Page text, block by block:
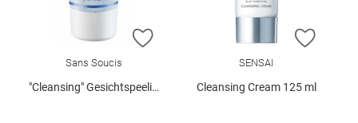
ZUR WUNSCHLISTE HINZUFÜGEN
Sans Soucis
"Cleansing" Gesichtspeeling 75 ml
ZUR
SENSAI
Cleansing Cream 125 ml